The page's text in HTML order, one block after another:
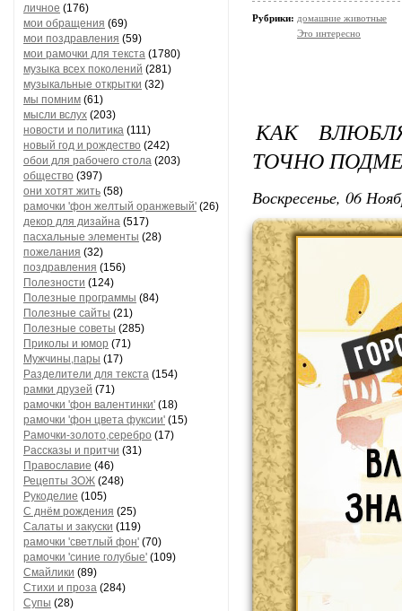
личное (176)
мои обращения (69)
мои поздравления (59)
мои рамочки для текста (1780)
музыка всех поколений (281)
музыкальные открытки (32)
мы помним (61)
мысли вслух (203)
новости и политика (111)
новый год и рождество (242)
обои для рабочего стола (203)
общество (397)
они хотят жить (58)
рамочки 'фон желтый оранжевый' (26)
декор для дизайна (517)
пасхальные элементы (28)
пожелания (32)
поздравления (156)
Полезности (124)
Полезные программы (84)
Полезные сайты (21)
Полезные советы (285)
Приколы и юмор (71)
Мужчины,пары (17)
Разделители для текста (154)
рамки друзей (71)
рамочки 'фон валентинки' (18)
рамочки 'фон цвета фуксии' (15)
Рамочки-золото,серебро (17)
Рассказы и притчи (31)
Православие (46)
Рецепты ЗОЖ (248)
Рукоделие (105)
С днём рождения (25)
Салаты и закуски (119)
рамочки 'светлый фон' (70)
рамочки 'синие голубые' (109)
Смайлики (89)
Стихи и проза (284)
Супы (28)
Рубрики: домашние животные
Это интересно
КАК
ТОЧНО
Воскресенье, 06